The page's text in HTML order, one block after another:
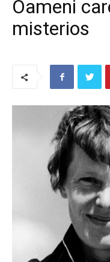
Oameni
misterios